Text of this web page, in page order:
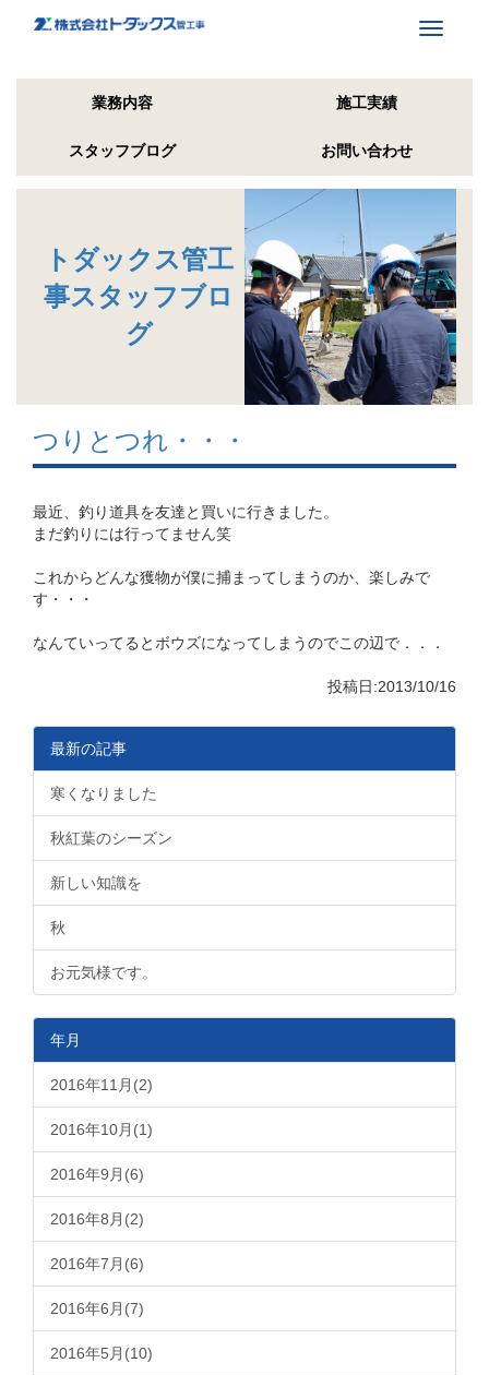
Toggle
業務内容 施工実績
スタッフブログ お問い合わせ
トダックス管工
事スタッフブロ
グ
つりとつれ・・・
最近、釣り道具を友達と買いに行きました。
まだ釣りには行ってません笑
これからどんな獲物が僕に捕まってしまうのか、楽しみで
す・・・
なんていってるとボウズになってしまうのでこの辺で．．．
投稿日:2013/10/16
最新の記事
寒くなりました
秋紅葉のシーズン
新しい知識を
秋
お元気様です。
年月
2016年11月(2)
2016年10月(1)
2016年9月(6)
2016年8月(2)
2016年7月(6)
2016年6月(7)
2016年5月(10)